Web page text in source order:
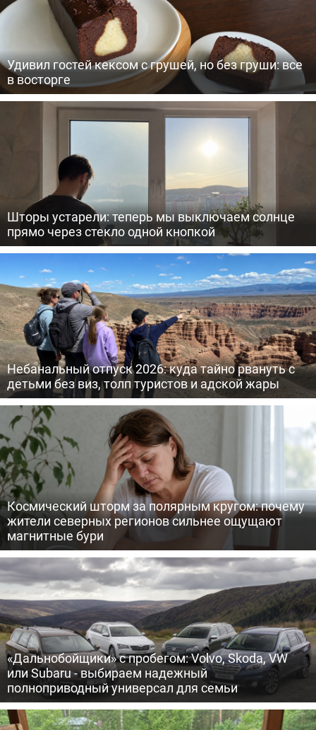
Удивил гостей кексом с грушей, но без груши: все
в восторге
Шторы устарели: теперь мы выключаем солнце
прямо через стекло одной кнопкой
Небанальный отпуск 2026: куда тайно рвануть с
детьми без виз, толп туристов и адской жары
Космический шторм за полярным кругом: почему
жители северных регионов сильнее ощущают
магнитные бури
«Дальнобойщики» с пробегом: Volvo, Skoda, VW
или Subaru - выбираем надежный
полноприводный универсал для семьи